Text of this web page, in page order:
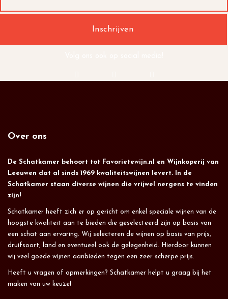
Over ons
De Schatkamer behoort tot Favorietewijn.nl en Wijnkoperij van
Leeuwen dat al sinds 1969 kwaliteitswijnen levert. In de
Schatkamer staan diverse wijnen die vrijwel nergens te vinden
zijn!
Schatkamer heeft zich er op gericht om enkel speciale wijnen van de
hoogste kwaliteit aan te bieden die geselecteerd zijn op basis van
een schat aan ervaring. Wij selecteren de wijnen op basis van prijs,
druifsoort, land en eventueel ook de gelegenheid. Hierdoor kunnen
wij veel goede wijnen aanbieden tegen een zeer scherpe prijs.
Heeft u vragen of opmerkingen? Schatkamer helpt u graag bij het
maken van uw keuze!